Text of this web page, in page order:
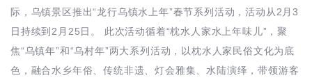
际，乌镇景区推出“龙行乌镇水上年”春节系列活动，活动从2月3
日持续到2月25日。 此次活动循着“枕水人家水上年味儿”，聚
焦“乌镇年”和“乌村年”两大系列活动，以枕水人家民俗文化为底
色，融合水乡年俗、传统非遗、灯会雅集、水陆演绎，带领游客